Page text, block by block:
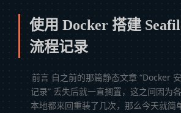
使用 Docker 搭建
流程记录
前言 自之前的那篇静态文章 “Docker
记录” 丢失后就一直搁置，这之间因为
本地都来回重装了几次，那么今天就简